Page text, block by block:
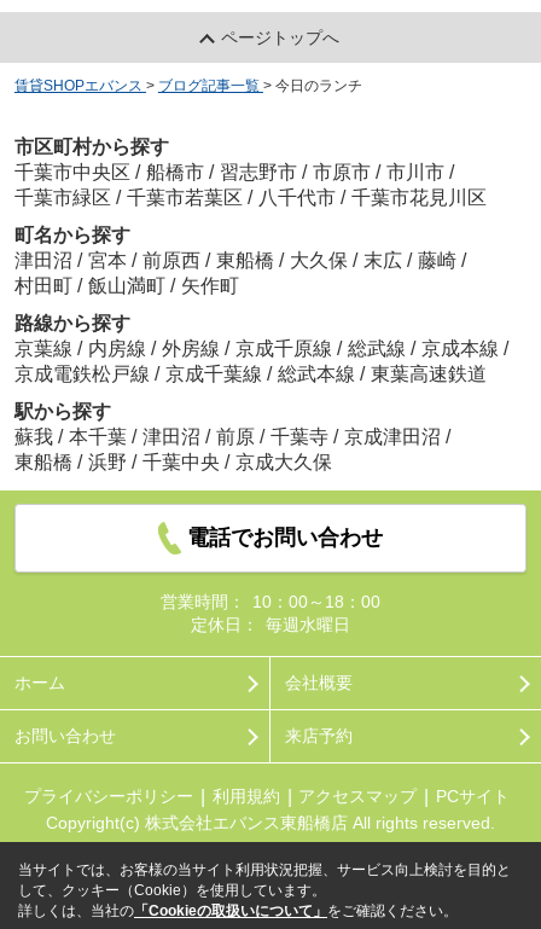
ページトップへ
賃貸SHOPエバンス > ブログ記事一覧 > 今日のランチ
市区町村から探す
千葉市中央区 / 船橋市 / 習志野市 / 市原市 / 市川市 /
千葉市緑区 / 千葉市若葉区 / 八千代市 / 千葉市花見川区
町名から探す
津田沼 / 宮本 / 前原西 / 東船橋 / 大久保 / 末広 / 藤崎 /
村田町 / 飯山満町 / 矢作町
路線から探す
京葉線 / 内房線 / 外房線 / 京成千原線 / 総武線 / 京成本線 /
京成電鉄松戸線 / 京成千葉線 / 総武本線 / 東葉高速鉄道
駅から探す
蘇我 / 本千葉 / 津田沼 / 前原 / 千葉寺 / 京成津田沼 /
東船橋 / 浜野 / 千葉中央 / 京成大久保
電話でお問い合わせ
営業時間：
10：00～18：00
定休日：
毎週水曜日
ホーム 会社概要
お問い合わせ 来店予約
プライバシーポリシー 利用規約 アクセスマップ
PCサイト
Copyright(c) 株式会社エバンス東船橋店 All rights reserved.
当サイトでは、お客様の当サイト利用状況把握、サービス向上検討を目的と
して、クッキー（Cookie）を使用しています。
詳しくは、当社の 「Cookieの取扱いについて」 をご確認ください。